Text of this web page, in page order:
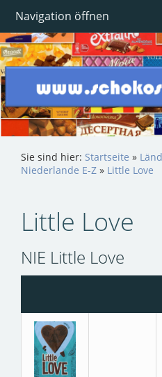
Navigation öffnen
Sie sind hier: Startseite »
Niederlande E-Z » Little Love
Little Love
NIE Little Love